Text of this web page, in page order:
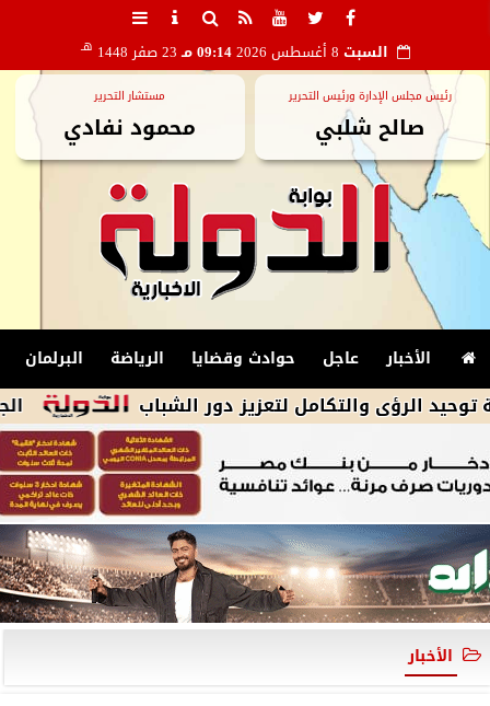
السبت 09:14 مـ 23 صفر 1448 هـ
رئيس مجلس الإدارة ورئيس التحرير
صالح شلبي
مستشار التحرير
محمود نفادي
الأخبار عاجل حوادث وقضايا الرياضة البرلمان
الجيش والتكامل لتعزيز دور الشباب
الأخبار